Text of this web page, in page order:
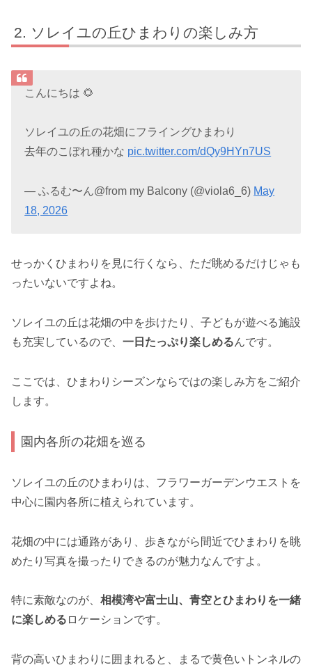
ソレイユの丘ひまわりの楽しみ方
こんにちは 🌻
ソレイユの丘の花畑にフライングひまわり
去年のこぼれ種かな pic.twitter.com/dQy9HYn7US
— ふるむ〜ん@from my Balcony (@viola6_6) May
18, 2026
せっかくひまわりを見に行くなら、ただ眺めるだけじゃも
ったいないですよね。
ソレイユの丘は花畑の中を歩けたり、子どもが遊べる施設
も充実しているので、 一日たっぷり楽しめるんです。
ここでは、ひまわりシーズンならではの楽しみ方をご紹介
します。
園内各所の花畑を巡る
ソレイユの丘のひまわりは、フラワーガーデンウエストを
中心に園内各所に植えられています。
花畑の中には通路があり、歩きながら間近でひまわりを眺
めたり写真を撮ったりできるのが魅力なんですよ。
特に素敵なのが、 相模湾や富士山、青空とひまわりを一緒
に楽しめる ロケーションです。
背の高いひまわりに囲まれると、まるで黄色いトンネルの